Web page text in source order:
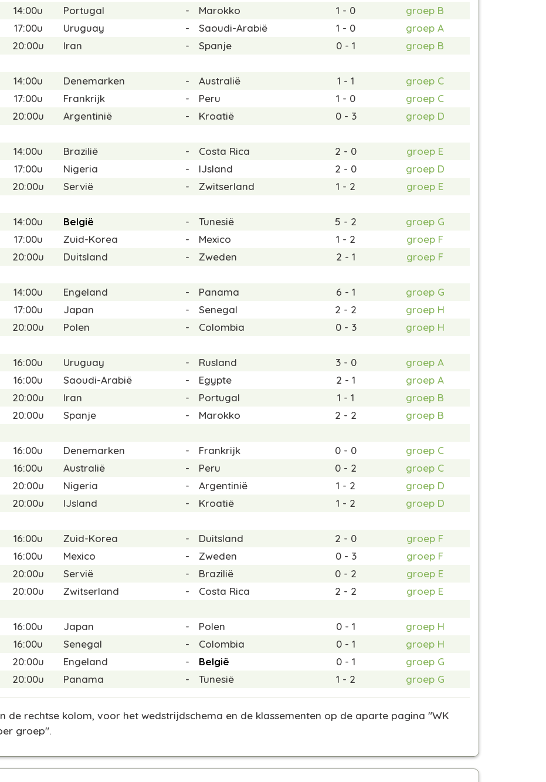
14:00u Portugal - Marokko 1 - 0
groep B
17:00u Uruguay - Saoudi-Arabië 1 - 0
groep A
20:00u Iran - Spanje 0 - 1 groep B
14:00u Denemarken - Australië 1 - 1
groep C
17:00u Frankrijk - Peru 1 - 0
groep C
20:00u Argentinië - Kroatië 0 - 3 groep D
14:00u Brazilië - Costa Rica 2 - 0
groep E
17:00u Nigeria - IJsland 2 - 0
groep D
20:00u Servië - Zwitserland 1 - 2 groep E
14:00u België - Tunesië 5 - 2
groep G
17:00u Zuid-Korea - Mexico 1 - 2
groep F
20:00u Duitsland - Zweden 2 - 1 groep F
14:00u Engeland - Panama 6 - 1
groep G
17:00u Japan - Senegal 2 - 2
groep H
20:00u Polen - Colombia 0 - 3 groep H
16:00u Uruguay - Rusland 3 - 0
groep A
16:00u Saoudi-Arabië - Egypte 2 - 1
groep A
20:00u Iran - Portugal 1 - 1
groep B
20:00u Spanje - Marokko 2 - 2 groep B
16:00u Denemarken - Frankrijk 0 - 0
groep C
16:00u Australië - Peru 0 - 2
groep C
20:00u Nigeria - Argentinië 1 - 2
groep D
20:00u IJsland - Kroatië 1 - 2 groep D
16:00u Zuid-Korea - Duitsland 2 - 0
groep F
16:00u Mexico - Zweden 0 - 3
groep F
20:00u Servië - Brazilië 0 - 2
groep E
20:00u Zwitserland - Costa Rica 2 - 2 groep E
16:00u Japan - Polen 0 - 1
groep H
16:00u Senegal - Colombia 0 - 1
groep H
20:00u Engeland - België 0 - 1
groep G
20:00u Panama - Tunesië 1 - 2 groep G
de rechtse kolom, voor het wedstrijdschema en de klassementen op de aparte pagina "WK
groep".